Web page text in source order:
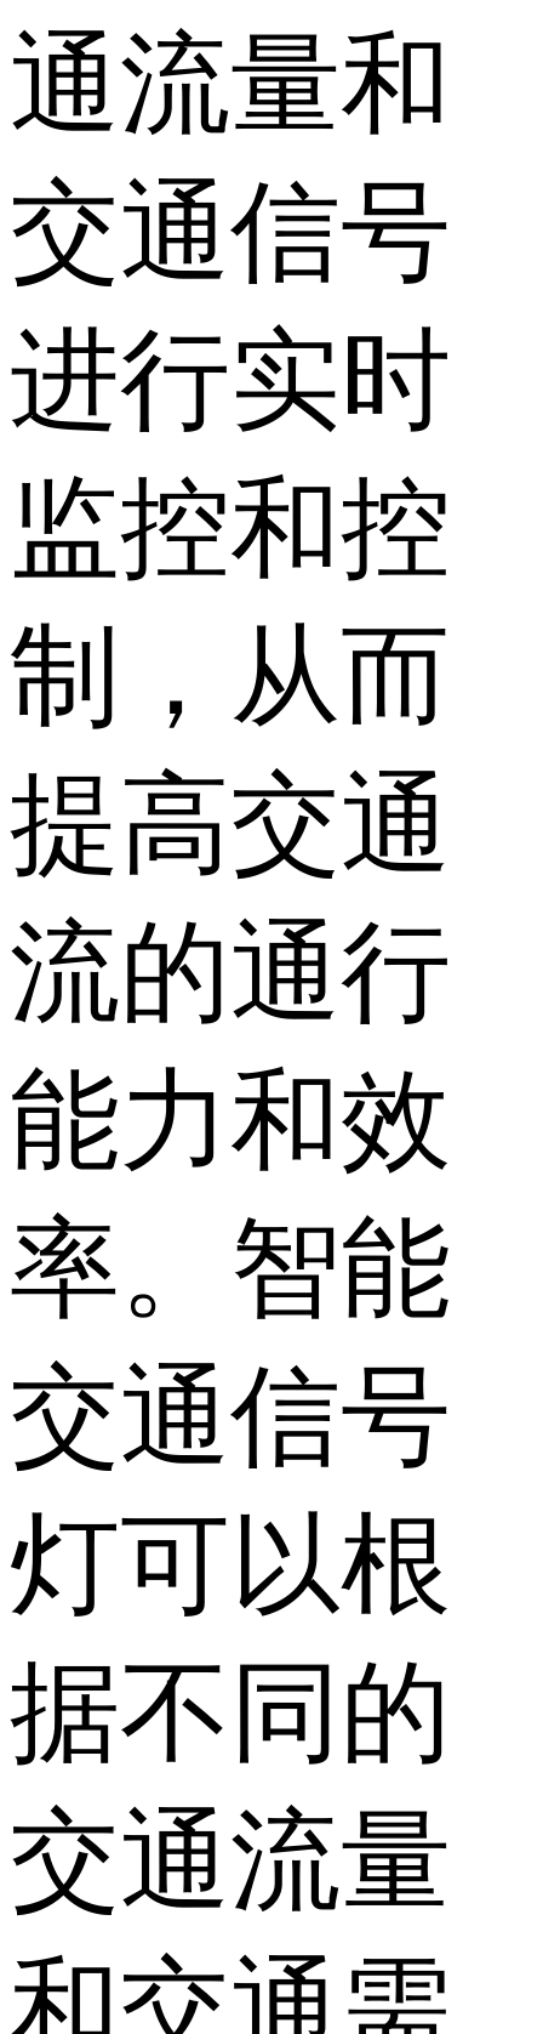
通流量和
交通信号
进行实时
监控和控
制，从而
提高交通
流的通行
能力和效
率。智能
交通信号
灯可以根
据不同的
交通流量
和交通需